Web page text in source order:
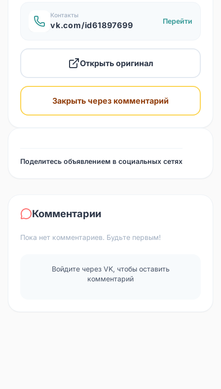
Контакты
vk.com/id61897699 Перейти
Открыть оригинал
Закрыть через комментарий
Поделитесь объявлением в социальных сетях
Комментарии
Пока нет комментариев. Будьте первым!
Войдите через VK, чтобы оставить
комментарий